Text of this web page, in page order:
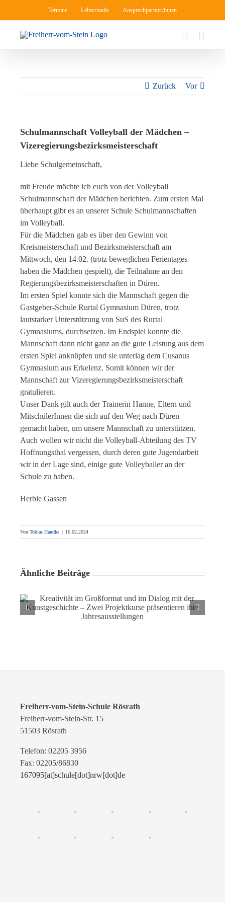
springen
Termine Lehrermails Ansprechpartner/innen
Zurück Vor
Schulmannschaft Volleyball der Mädchen –
Vizeregierungsbezirksmeisterschaft
Liebe Schulgemeinschaft,
mit Freude möchte ich euch von der Volleyball
Schulmannschaft der Mädchen berichten. Zum ersten Mal
überhaupt gibt es an unserer Schule Schulmannschaften
im Volleyball.
Für die Mädchen gab es über den Gewinn von
Kreismeisterschaft und Bezirksmeisterschaft am
Mittwoch, den 14.02. (trotz beweglichen Ferientages
haben die Mädchen gespielt), die Teilnahme an den
Regierungsbezirksmeisterschaften in Düren.
Im ersten Spiel konnte sich die Mannschaft gegen die
Gastgeber-Schule Rurtal Gymnasium Düren, trotz
lautstarker Unterstützung von SuS des Rurtal
Gymnasiums, durchsetzen. Im Endspiel konnte die
Mannschaft dann nicht ganz an die gute Leistung aus dem
ersten Spiel anknüpfen und sie unterlag dem Cusanus
Gymnasium aus Erkelenz. Somit können wir der
Mannschaft zur Vizeregierungsbezirksmeisterschaft
gratulieren.
Unser Dank gilt auch der Trainerin Hanne, Eltern und
MitschülerInnen die sich auf den Weg nach Düren
gemacht haben, um unsere Mannschaft zu unterstützen.
Auch wollen wir nicht die Volleyball-Abteilung des TV
Hoffnungsthal vergessen, durch deren gute Jugendarbeit
wir in der Lage sind, einige gute Volleyballer an der
Schule zu haben.
Herbie Gassen
Von Tobias Handke | 16.02.2024
Ähnliche Beiträge
Kreativität im Großformat und im Dialog mit der
Kunstgeschichte – Zwei Projektkurse präsentieren ihre
Jahresausstellungen
Freiherr-vom-Stein-Schule Rösrath
Freiherr-vom-Stein-Str. 15
51503 Rösrath
Telefon: 02205 3956
Fax: 02205/86830
167095[at]schule[dot]nrw[dot]de